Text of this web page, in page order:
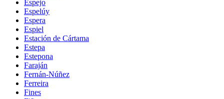
Espejo
Espelúy
Espera
Espiel
Estación de Cártama
Estepa
Estepona
Faraján
Fernán-Núñez
Ferreira
Fines